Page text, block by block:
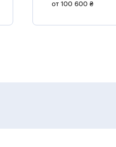
от 100 600 ₴